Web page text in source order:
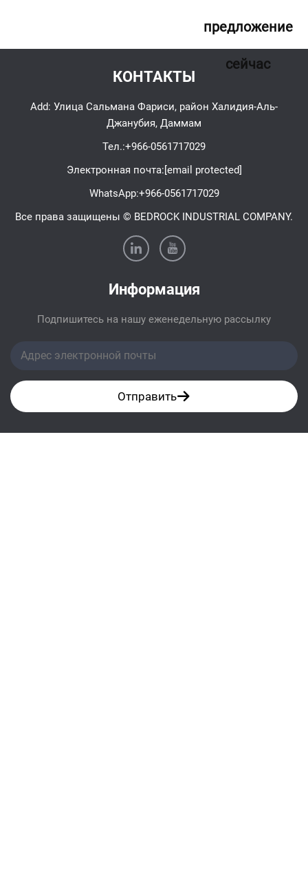
предложение
сейчас
КОНТАКТЫ
Add: Улица Сальмана Фариси, район Халидия-Аль-
Джанубия, Даммам
Тел.:+966-0561717029
Электронная почта:[email protected]
WhatsApp:+966-0561717029
Все права защищены © BEDROCK INDUSTRIAL COMPANY.
Информация
Подпишитесь на нашу еженедельную рассылку
Отправить